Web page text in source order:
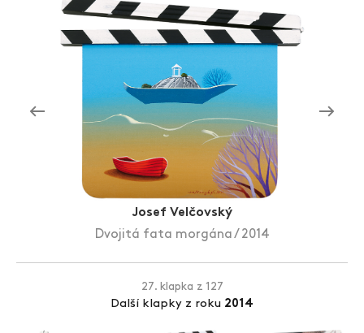
Aukce filmových klapek
Aktuality
Zlín Film Festival
Josef Velčovský
Dvojitá fata morgána / 2014
27. klapka z 127
Další klapky z roku 2014